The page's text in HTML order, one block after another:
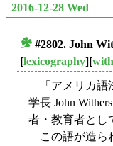
2016-12-28 Wed
#2802. John
[lexicography][
「アメリカ語
学長 John
者・教育者とし
この語が造ら